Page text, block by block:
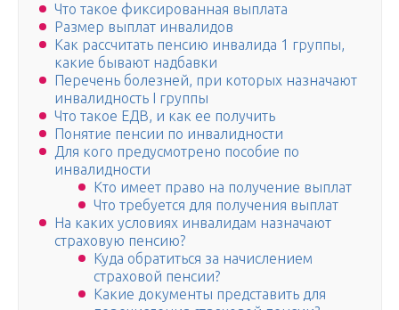
Что такое фиксированная выплата
Размер выплат инвалидов
Как рассчитать пенсию инвалида 1 группы,
какие бывают надбавки
Перечень болезней, при которых назначают
инвалидность I группы
Что такое ЕДВ, и как ее получить
Понятие пенсии по инвалидности
Для кого предусмотрено пособие по
инвалидности
Кто имеет право на получение выплат
Что требуется для получения выплат
На каких условиях инвалидам назначают
страховую пенсию?
Куда обратиться за начислением
страховой пенсии?
Какие документы представить для